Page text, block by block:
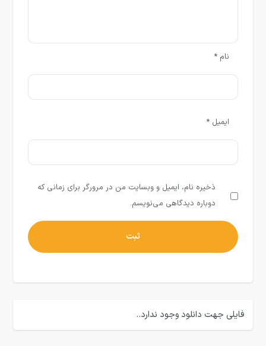
نام*
ایمیل*
ذخیره نام، ایمیل و وبسایت من در مرورگر برای زمانی که
دوباره دیدگاهی می‌نویسم.
فایلی جهت دانلود وجود ندارد..